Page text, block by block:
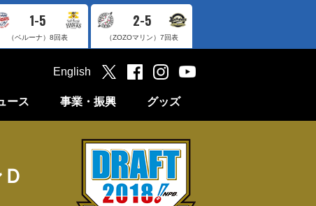
1-5
（ベルーナ） 8回表
2-5
（ZOZOマリン） 7回表
ース 事業・振興 グッズ
English